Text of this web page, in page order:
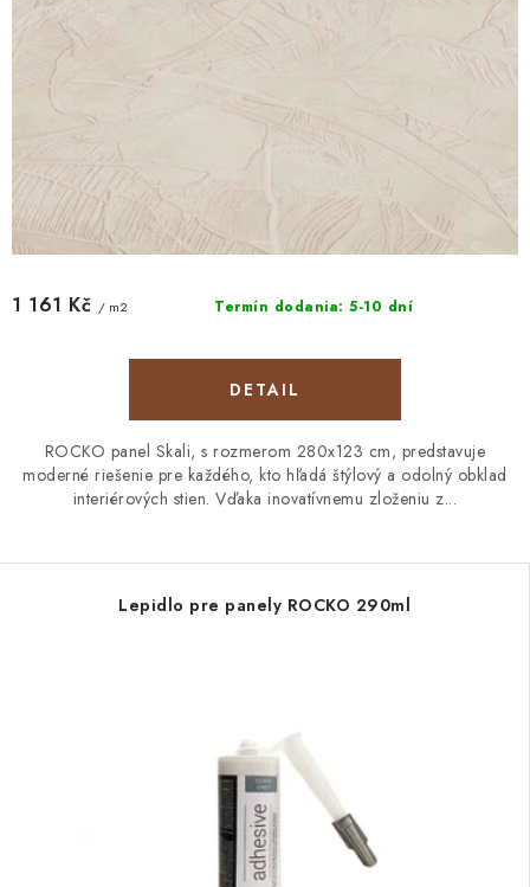
Termín dodania: 5-10 dní
1 161 Kč / m2
DETAIL
ROCKO panel Skali, s rozmerom 280x123 cm, predstavuje
moderné riešenie pre každého, kto hľadá štýlový a odolný obklad
interiérových stien. Vďaka inovatívnemu zloženiu z...
Lepidlo pre panely ROCKO 290ml